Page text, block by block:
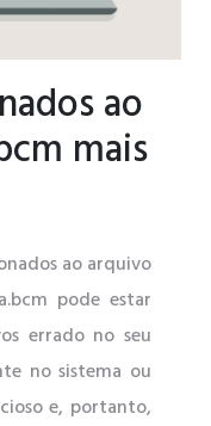
ao
mais
ao arquivo
pode estar
errado no seu
no sistema ou
e, portanto,